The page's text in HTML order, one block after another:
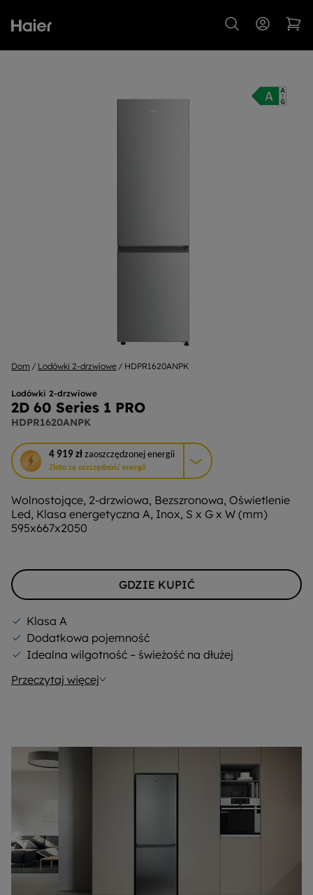
Dom Lodówki 2-drzwiowe HDPR1620ANPK
Lodówki 2-drzwiowe
2D 60 Series 1 PRO
HDPR1620ANPK
4 919 zł zaoszczędzonej energii
Złoto za oszczędność energii
To
działanie
otworzy
narzędzie
do
oszczędzania
energii
Wolnostojące, 2-drzwiowa, Bezszronowa, Oświetlenie
Led, Klasa energetyczna A, Inox, S x G x W (mm)
595x667x2050
GDZIE KUPIĆ
Klasa A
Dodatkowa pojemność
Idealna wilgotność – świeżość na dłużej
Przeczytaj więcej